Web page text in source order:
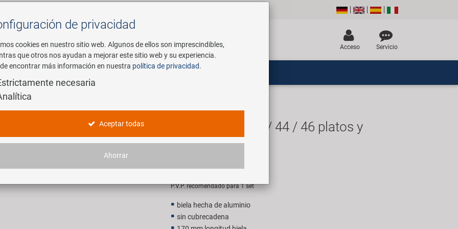
Buscar
Acceso Servicio
Servicio
platos y bielas 1 vez
M-WAVE 33 / 38 / 44 / 46 platos y
bielas 1 vez
25,90 EUR
P.V.P. recomendado para 1 set
biela hecha de aluminio
sin cubrecadena
de privacidad
cookies en nuestro sitio web. Algunos de ellos son imprescindibles,
que otros nos ayudan a mejorar este sitio web y su experiencia.
encontrar más información en nuestra política de privacidad.
necesaria
Aceptar todas
Ahorrar